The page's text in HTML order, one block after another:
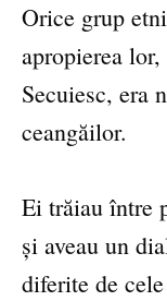
Orice grup
apropierea
Secuiesc, era
ceangăilor.
Ei trăiau între
și aveau un
diferite de